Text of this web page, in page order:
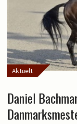
Aktuelt
Daniel